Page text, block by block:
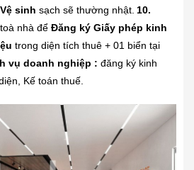
Vệ sinh sạch sẽ thường nhật. 10.
nhà để Đăng ký Giấy phép kinh
trong diện tích thuê + 01 biển tại
vụ doanh nghiệp : đăng ký kinh
Kế toán thuế.